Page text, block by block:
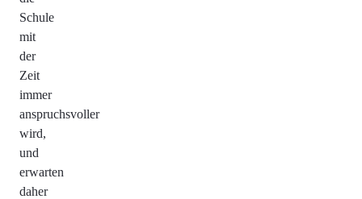
Schule
mit
der
Zeit
immer
anspruchsvoller
wird,
und
erwarten
daher